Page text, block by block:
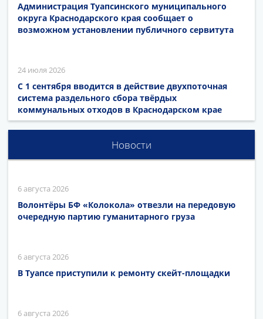
Администрация Туапсинского муниципального
округа Краснодарского края сообщает о
возможном установлении публичного сервитута
24 июля 2026
С 1 сентября вводится в действие двухпоточная
система раздельного сбора твёрдых
коммунальных отходов в Краснодарском крае
Новости
6 августа 2026
Волонтёры БФ «Колокола» отвезли на передовую
очередную партию гуманитарного груза
6 августа 2026
В Туапсе приступили к ремонту скейт-площадки
6 августа 2026